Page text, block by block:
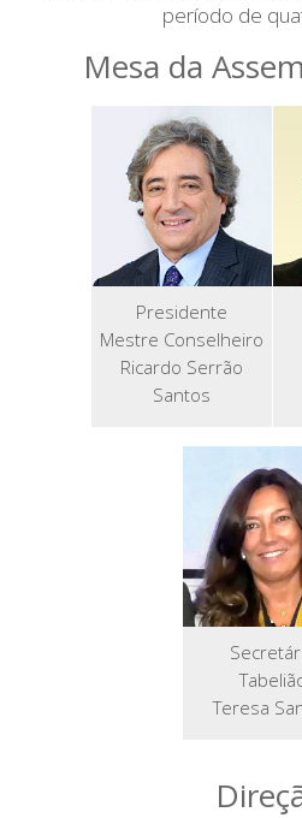
período de
Mesa da
Presidente
Mestre Conselheiro
Ricardo Serrão
Santos
Teresa